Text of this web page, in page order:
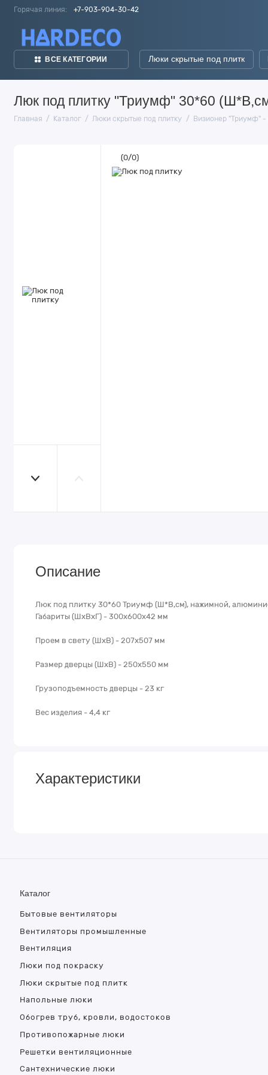
Горячая линия: +7-903-904-30-42
ВСЕ КАТЕГОРИИ Люки скрытые под плитк
Люк под плитку "Триумф" 30*60
Главная Каталог Люки скрытые под плитку Визионер "Триумф" -
(0/0)
Описание
Люк под плитку 30*60 Триумф (Ш*В,см), нажимной,
Габариты (ШхВхГ) - 300х600х42 мм
Проем в свету (ШхВ) - 207х507 мм
Размер дверцы (ШхВ) - 250х550 мм
Грузоподъемность дверцы - 23 кг
Вес изделия - 4,4 кг
Характеристики
Каталог
Бытовые вентиляторы
Вентиляторы промышленные
Вентиляция
Люки под покраску
Люки скрытые под плитк
Напольные люки
Обогрев труб, кровли, водостоков
Противопожарные люки
Решетки вентиляционные
Сантехнические люки